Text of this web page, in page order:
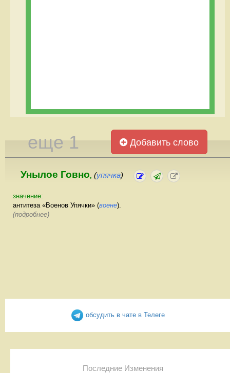
еще 1 Добавить слово
Унылое Говно, (упячка)
значение:
антитеза «Военов Упячки» (воене).
(подробнее)
обсудить в чате в Телеге
Последние Изменения